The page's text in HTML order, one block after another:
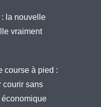
la nouvelle
vraiment
course à pied :
courir sans